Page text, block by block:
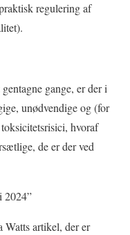
regulering af
gange, er der i
unødvendige og (for
hvoraf
de er der ved
2024”
Watts artikel, der er